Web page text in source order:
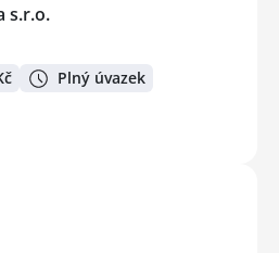
s.r.o.
Plný úvazek